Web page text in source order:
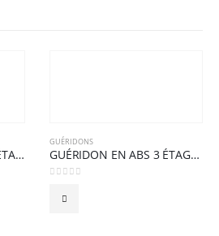
GUÉRIDON INOX DEUX ÉTAGES
GUÉRIDONS
GUÉRIDON EN ABS 3 ÉTAGES